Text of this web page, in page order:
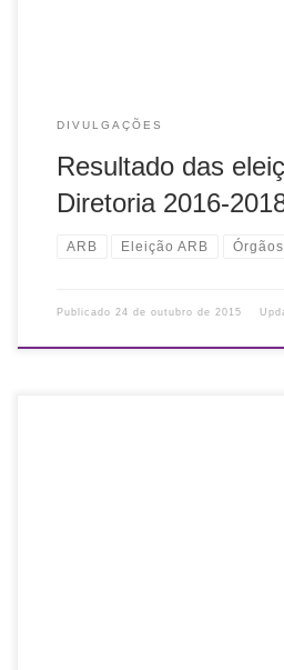
DIVULGAÇÕES
Resultado das
Diretoria 2016-
ARB Eleição ARB
Publicado 24 de outubro de 2015